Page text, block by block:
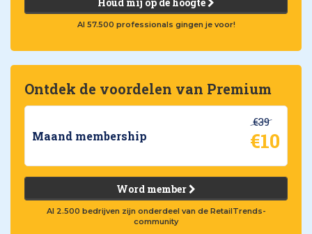
Al 57.500 professionals gingen je voor!
Ontdek de voordelen van Premium
Maand membership
€39
€10
Word member
Al 2.500 bedrijven zijn onderdeel van de RetailTrends-
community